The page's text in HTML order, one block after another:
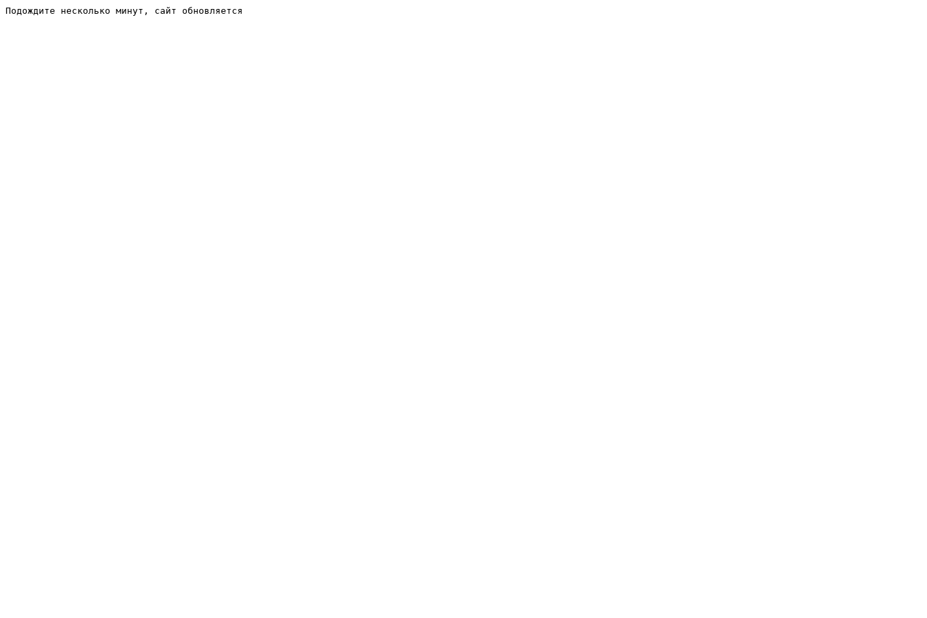
Подождите несколько минут, сайт обновляется